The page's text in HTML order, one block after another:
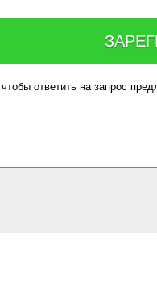
ответить на запрос